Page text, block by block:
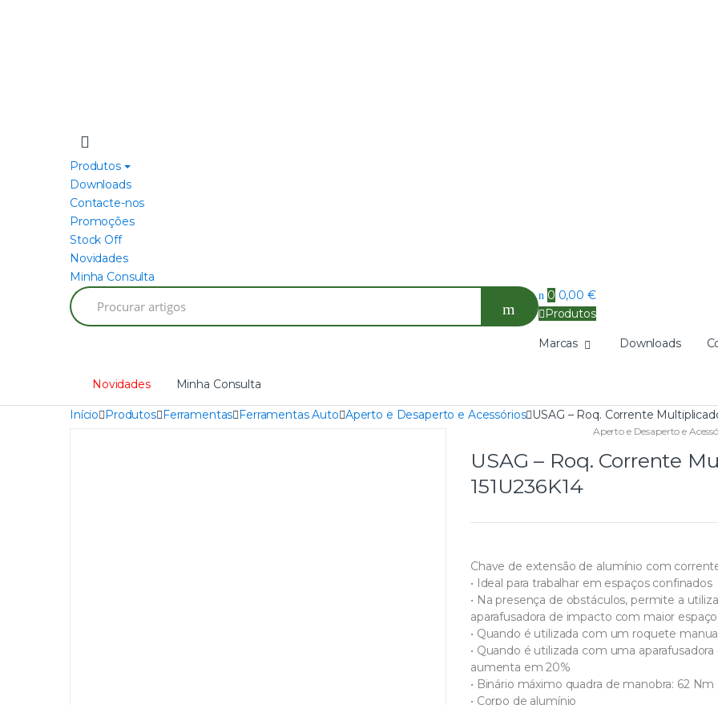
Produtos
Downloads
Contacte-nos
Promoções
Stock Off
Novidades
Minha Consulta
Search
for:
0 0,00 €
Produtos
Marcas Downloads
Novidades Minha Consulta
Início Produtos Ferramentas Ferramentas Auto Aperto e Desaperto e Acessórios USAG – Roq. Corrente
Aperto e Desaperto e
USAG – Roq. Corrente
151U236K14
Chave de extensão de alumínio com
• Ideal para trabalhar em espaços confinados
• Na presença de obstáculos, permite a
aparafusadora de impacto com maior
• Quando é utilizada com um roquete
• Quando é utilizada com uma
aumenta em 20%
• Binário máximo quadra de manobra: 62 Nm
• Corpo de alumínio